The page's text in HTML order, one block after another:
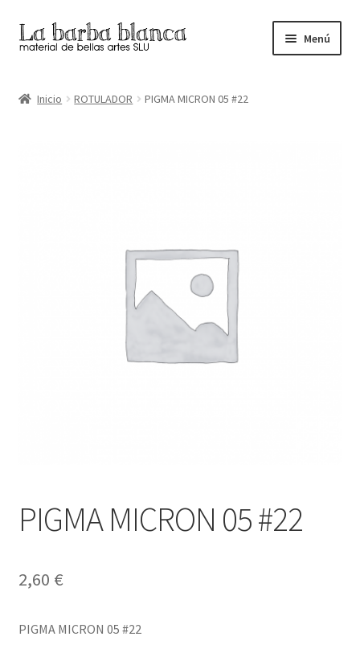
Ir
a
navegación
Ir
al
Menú
Inicio ROTULADOR PIGMA MICRON 05 #22
PIGMA MICRON 05 #22
2,60 €
PIGMA MICRON 05 #22